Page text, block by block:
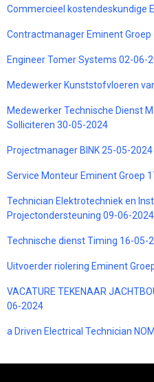
Commercieel kostendeskundige
Contractmanager Eminent
Engineer Tomer Systems 02-06-
Medewerker Kunststofvloeren
Medewerker Technische Dienst
Solliciteren 30-05-2024
Projectmanager BINK 25-05-2024
Service Monteur Eminent Groep
Technician Elektrotechniek en
Projectondersteuning 09-06-2024
Technische dienst Timing 16-05-
Uitvoerder riolering Eminent
VACATURE TEKENAAR
06-2024
a Driven Electrical Technician